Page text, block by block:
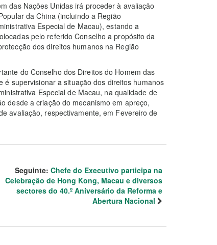
das Nações Unidas irá proceder à avaliação
da China (incluindo a Região
Especial de Macau), estando a
pelo referido Conselho a propósito da
dos direitos humanos na Região
do Conselho dos Direitos do Homem das
é supervisionar a situação dos direitos humanos
Especial de Macau, na qualidade de
desde a criação do mecanismo em apreço,
avaliação, respectivamente, em Fevereiro de
Seguinte: Chefe do Executivo participa na
Celebração de Hong Kong, Macau e diversos
sectores do 40.º Aniversário da Reforma e
Abertura Nacional